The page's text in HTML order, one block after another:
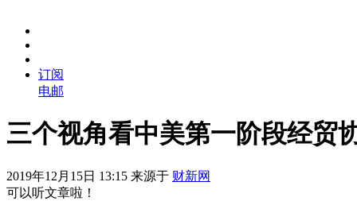
订阅
电邮
三个视角看中美第一阶段经贸
2019年12月15日 13:15 来源于 财新网
可以听文章啦！